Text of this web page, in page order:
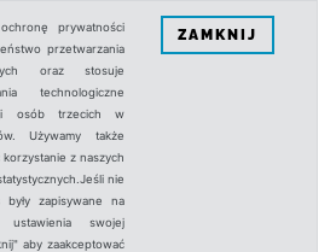
prywatności
przetwarzania
oraz stosuje
technologiczne
osób trzecich w
Używamy także
z naszych
nie
zapisywane na
swojej
aby zaakceptować
ZAMKNIJ